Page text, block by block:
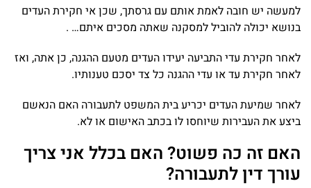
למעשה יש חובה לאמת אותם עם גרסתך, שכן אי חקירת העדים
בנושא יכולה להוביל למסקנה שאתה מסכים איתם… .
לאחר חקירת עדי התביעה יעידו העדים מטעם ההגנה, כן אתה, ואז
לאחר חקירת עד או עדי ההגנה כל צד יסכם טענותיו.
לאחר שמיעת העדים יכריע בית המשפט לתעבורה האם הנאשם
ביצע את העבירות שיוחסו לו בכתב האישום או לא.
האם זה כה פשוט? האם בכלל אני צריך
עורך דין לתעבורה?